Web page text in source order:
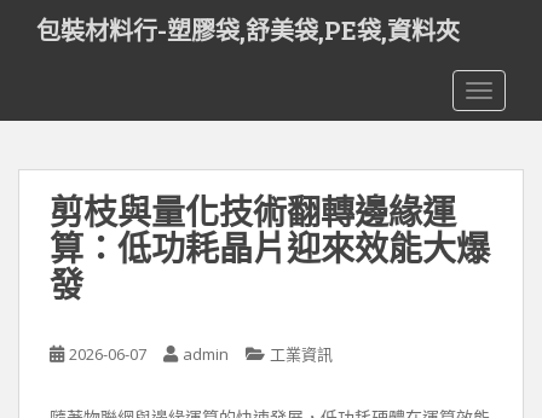
t
包裝材料行-塑膠袋,舒美袋,PE袋,資料夾
剪枝與量化技術翻轉邊緣運
算：低功耗晶片迎來效能大爆
發
2026-06-07 admin 工業資訊